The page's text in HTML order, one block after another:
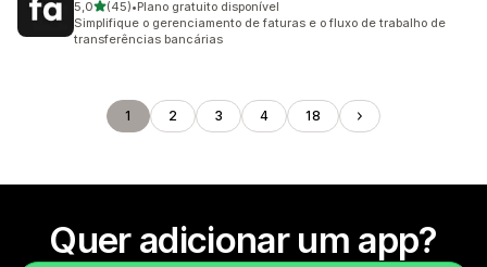
5,0de 5 estrelas
(45)
45 avaliações ao todo
•Plano gratuito disponível
Simplifique o gerenciamento de faturas e o fluxo de trabalho de
transferências bancárias
1 2 3 4 18
Quer adicionar um app?